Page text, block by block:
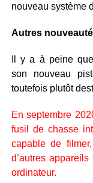
nouveau système
Autres
Il y a à peine
son nouveau
toutefois plutôt
En septembre
fusil de chasse
capable de
d’autres
ordinateur.